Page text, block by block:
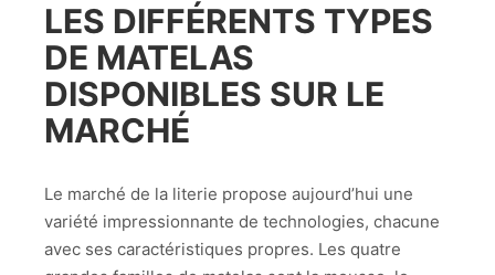
LES DIFFÉRENTS TYPES
DE MATELAS
DISPONIBLES SUR LE
MARCHÉ
Le marché de la literie propose aujourd’hui une
variété impressionnante de technologies, chacune
avec ses caractéristiques propres. Les quatre